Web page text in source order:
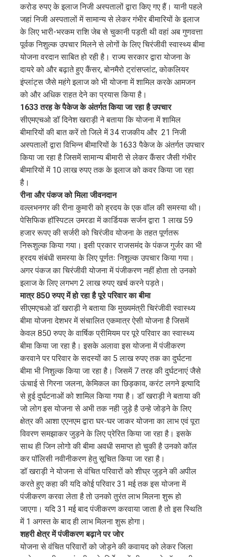
करोड रुपए के इलाज निजी अस्पतालों द्वारा किए गए हैं। यानी पहले
जहां निजी अस्पतालों में सामान्य से लेकर गंभीर बीमारियों के इलाज
के लिए भारी-भरकम राशि जेब से चुकानी पड़ती थी वहां अब गुणवत्ता
पूर्वक निशुल्क उपचार मिलने से लोगों के लिए चिरंजीवी स्वास्थ्य बीमा
योजना वरदान साबित हो रही है। राज्य सरकार द्वारा योजना के
दायरे को और बढ़ाते हुए कैंसर, बोनमैरो ट्रांसप्लांट, कोकलियर
इंप्लांट्स जैसे महंगे इलाज को भी योजना में शामिल करके आमजन
को और अधिक राहत देने का प्रयास किया है।
1633 तरह के पैकेज के अंतर्गत किया जा रहा है उपचार
सीएमएचओ डॉ दिनेश खराड़ी ने बताया कि योजना में शामिल
बीमारियों की बात करें तो जिले में 34 राजकीय और 21 निजी
अस्पतालों द्वारा विभिन्न बीमारियों के 1633 पैकेज के अंतर्गत उपचार
किया जा रहा है जिसमें सामान्य बीमारी से लेकर कैंसर जैसी गंभीर
बीमारियों में 10 लाख रुपए तक के इलाज को कवर किया जा रहा
है।
रीना और पंकज को मिला जीवनदान
वल्लभनगर की रीना कुमारी को ह्रदय के एक वॉल की समस्या थी।
पेसिफिक हॉस्पिटल उमरडा में कार्डियक सर्जन द्वारा 1 लाख 59
हजार रूपए की सर्जरी को चिरंजीव योजना के तहत पूर्णतरू
निरूशुल्क किया गया। इसी प्रकार राजसमंद के पंकज गुर्जर का भी
ह्रदय संबंधी समस्या के लिए पूर्णतः निशुल्क उपचार किया गया।
अगर पंकज का चिरंजीवी योजना में पंजीकरण नहीं होता तो उनको
इलाज के लिए लगभग 2 लाख रुपए खर्च करने पड़ते।
मात्र 850 रुपए में हो रहा है पूरे परिवार का बीमा
सीएमएचओ डॉ खराड़ी ने बताया कि मुख्यमंत्री चिरंजीवी स्वास्थ्य
बीमा योजना देशभर में संचालित एकमात्र ऐसी योजना है जिसमें
केवल 850 रुपए के वार्षिक प्रीमियम पर पूरे परिवार का स्वास्थ्य
बीमा किया जा रहा है। इसके अलावा इस योजना में पंजीकरण
करवाने पर परिवार के सदस्यों का 5 लाख रुपए तक का दुर्घटना
बीमा भी निशुल्क किया जा रहा है। जिसमें 7 तरह की दुर्घटनाएं जैसे
ऊंचाई से गिरना जलना, केमिकल का छिड़काव, करंट लगने इत्यादि
से हुई दुर्घटनाओं को शामिल किया गया है। डॉ खराड़ी ने बताया की
जो लोग इस योजना से अभी तक नही जुड़े है उन्हे जोड़ने के लिए
क्षेत्र की आशा एएनएम द्वारा घर-घर जाकर योजना का लाभ एवं पूरा
विवरण समझाकर जुड़ने के लिए प्रेरित किया जा रहा है। इसके
साथ ही जिन लोगो की बीमा अवधी समाप्त हो चुकी है उनको कॉल
कर पॉलिसी नवीनीकरण हेतु सूचित किया जा रहा है।
डॉ खराड़ी ने योजना से वंचित परिवारों को शीघ्र जुड़ने की अपील
करते हुए कहा की यदि कोई परिवार 31 मई तक इस योजना में
पंजीकरण करवा लेता है तो उनको तुरंत लाभ मिलना शुरू हो
जाएगा। यदि 31 मई बाद पंजीकरण करवाया जाता है तो इस स्थिति
में 1 अगस्त के बाद ही लाभ मिलना शुरू होगा।
शहरी क्षेत्र में पंजीकरण बढ़ाने पर जोर
योजना से वंचित परिवारों को जोड़ने की कवायद को लेकर जिला